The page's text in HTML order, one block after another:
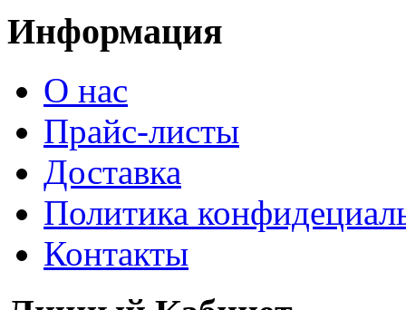
Информация
О нас
Прайс-листы
Доставка
Политика
Контакты